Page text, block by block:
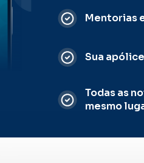
Mentorias
Sua
Todas as
mesmo